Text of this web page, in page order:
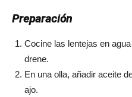
Preparación
Cocine las lentejas en
drene.
En una olla, añadir aceite
ajo.